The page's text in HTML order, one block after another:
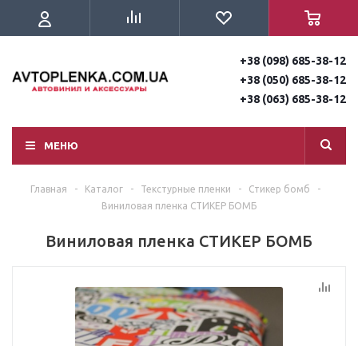
+38 (098) 685-38-12
+38 (050) 685-38-12
+38 (063) 685-38-12
МЕНЮ
Главная - Каталог - Текстурные пленки - Стикер бомб
-
Виниловая пленка СТИКЕР БОМБ
Виниловая пленка СТИКЕР БОМБ